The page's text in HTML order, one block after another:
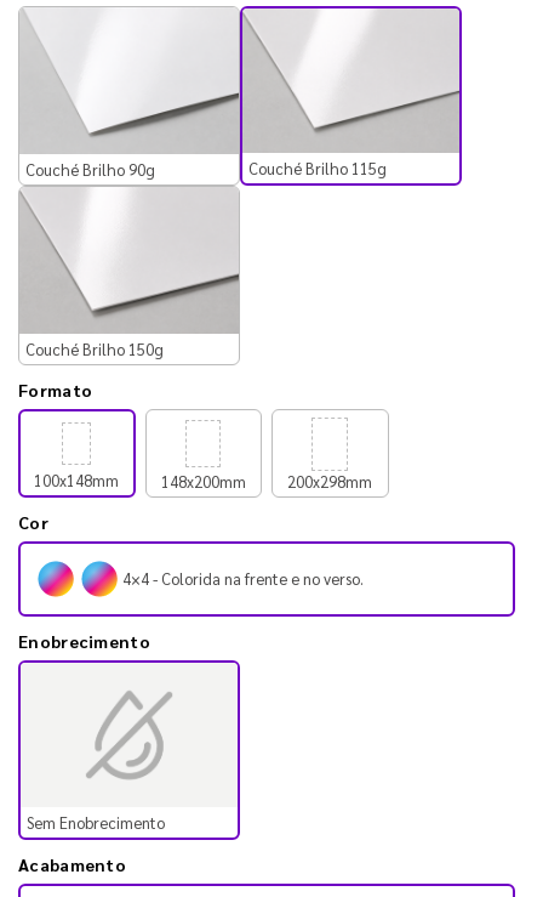
Couché Brilho 90g Couché Brilho 115g
Couché Brilho 150g
Formato
100x148mm 148x200mm 200x298mm
Cor
4×4 - Colorida na frente e no verso.
Enobrecimento
Sem Enobrecimento
Acabamento